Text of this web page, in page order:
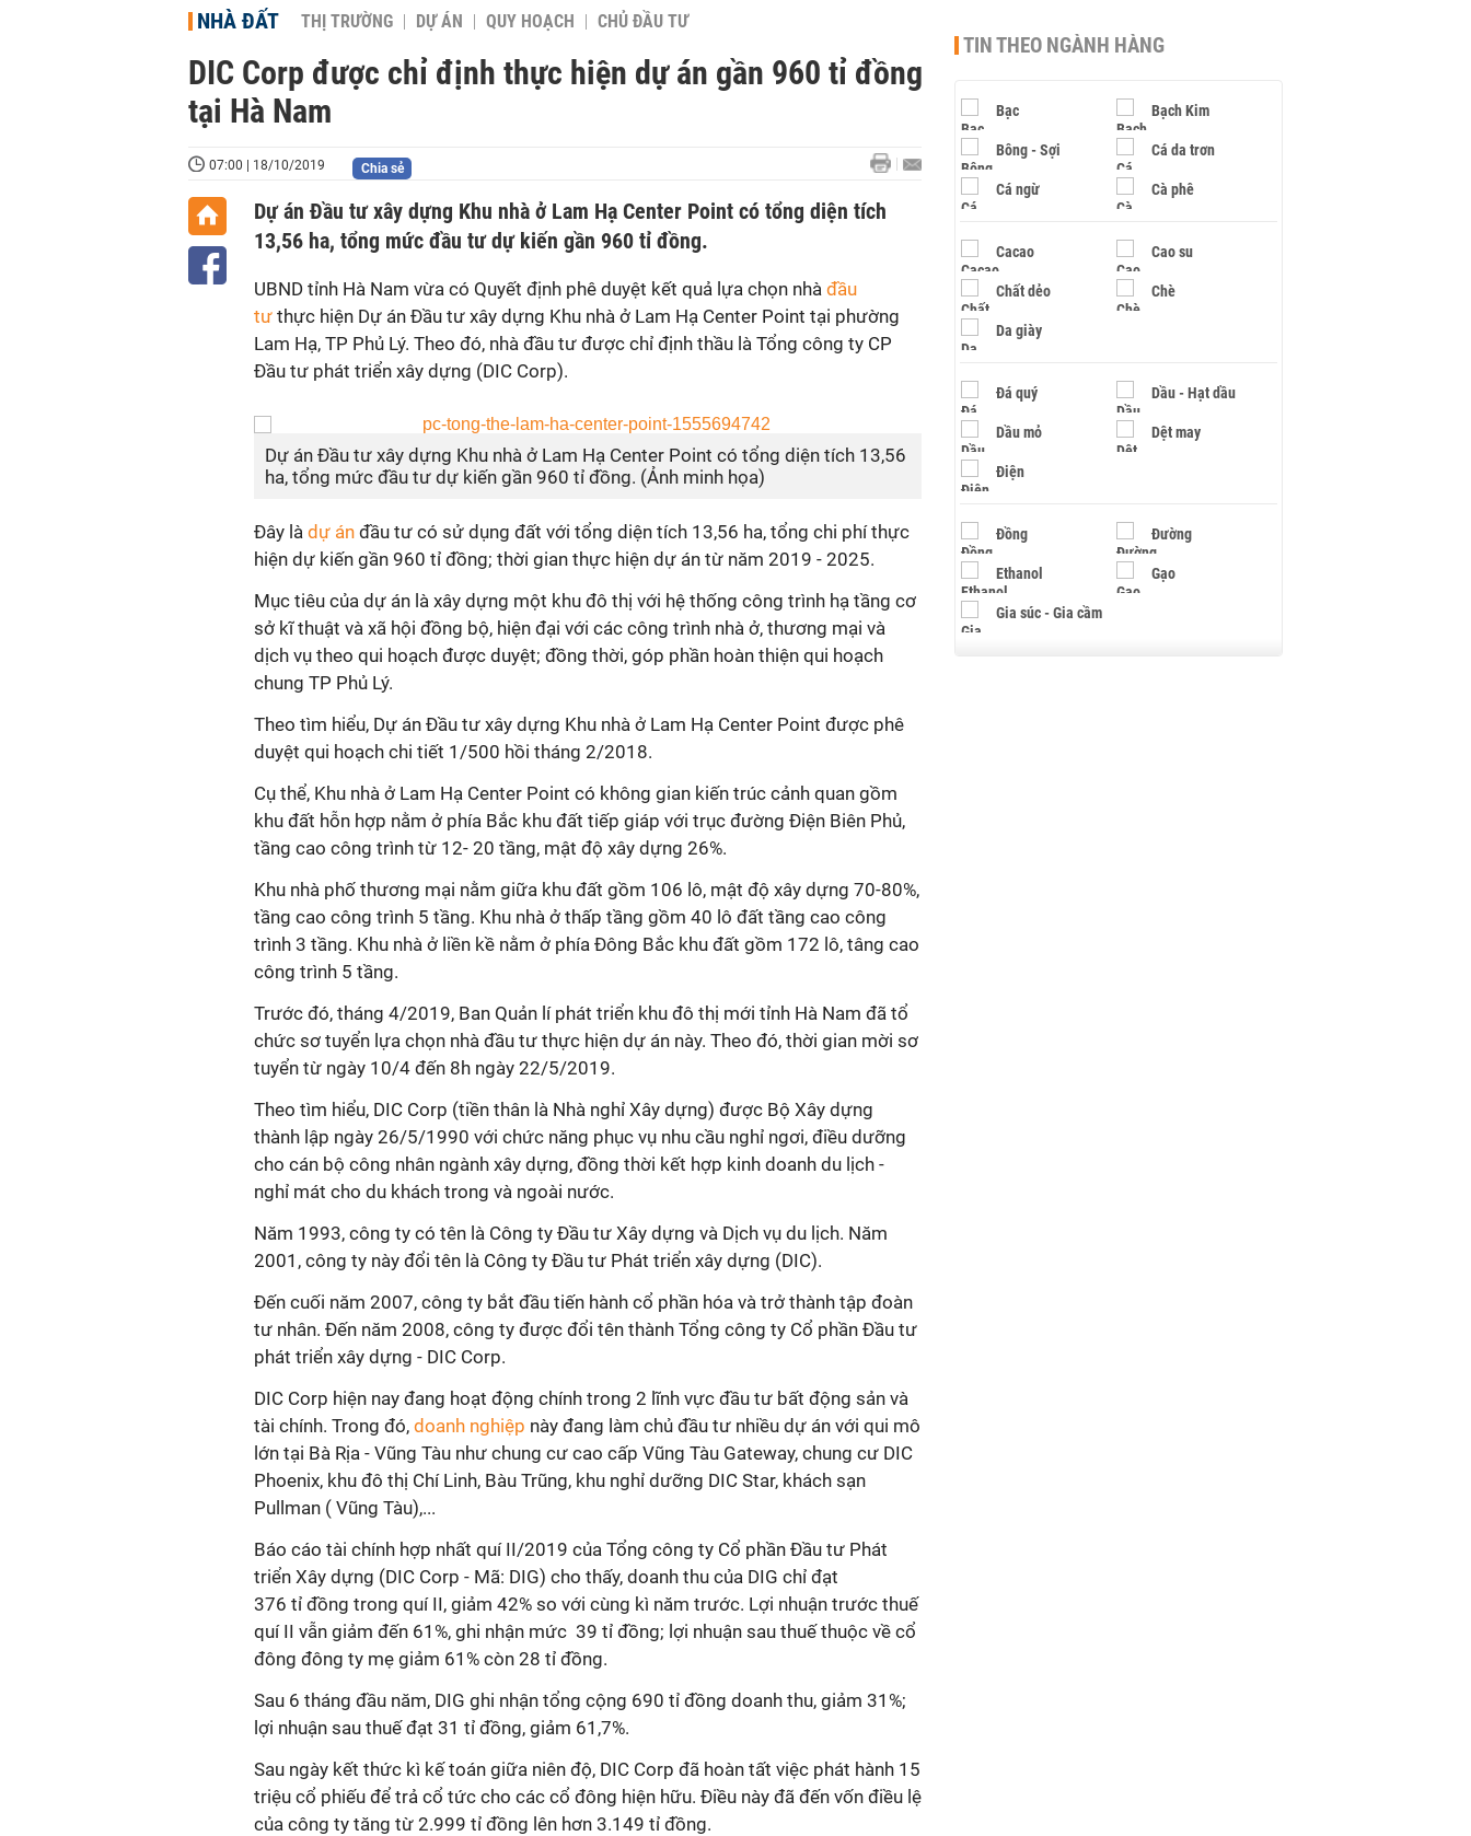
NHÀ ĐẤT THỊ TRƯỜNG DỰ ÁN QUY HOẠCH CHỦ ĐẦU TƯ
DIC Corp được chỉ định thực hiện dự án gần 960 tỉ đồng
tại Hà Nam
07:00 | 18/10/2019 Chia sẻ
Dự án Đầu tư xây dựng Khu nhà ở Lam Hạ Center Point có tổng diện tích
13,56 ha, tổng mức đầu tư dự kiến gần 960 tỉ đồng.
UBND tỉnh Hà Nam vừa có Quyết định phê duyệt kết quả lựa chọn nhà đầu
tư thực hiện Dự án Đầu tư xây dựng Khu nhà ở Lam Hạ Center Point tại phường
Lam Hạ, TP Phủ Lý. Theo đó, nhà đầu tư được chỉ định thầu là Tổng công ty CP
Đầu tư phát triển xây dựng (DIC Corp).
Dự án Đầu tư xây dựng Khu nhà ở Lam Hạ Center Point có tổng diện tích 13,56
ha, tổng mức đầu tư dự kiến gần 960 tỉ đồng. (Ảnh minh họa)
Đây là dự án đầu tư có sử dụng đất với tổng diện tích 13,56 ha, tổng chi phí thực
hiện dự kiến gần 960 tỉ đồng; thời gian thực hiện dự án từ năm 2019 - 2025.
Mục tiêu của dự án là xây dựng một khu đô thị với hệ thống công trình hạ tầng cơ
sở kĩ thuật và xã hội đồng bộ, hiện đại với các công trình nhà ở, thương mại và
dịch vụ theo qui hoạch được duyệt; đồng thời, góp phần hoàn thiện qui hoạch
chung TP Phủ Lý.
Theo tìm hiểu, Dự án Đầu tư xây dựng Khu nhà ở Lam Hạ Center Point được phê
duyệt qui hoạch chi tiết 1/500 hồi tháng 2/2018.
Cụ thể, Khu nhà ở Lam Hạ Center Point có không gian kiến trúc cảnh quan gồm
khu đất hỗn hợp nằm ở phía Bắc khu đất tiếp giáp với trục đường Điện Biên Phủ,
tầng cao công trình từ 12- 20 tầng, mật độ xây dựng 26%.
Khu nhà phố thương mại nằm giữa khu đất gồm 106 lô, mật độ xây dựng 70-80%,
tầng cao công trình 5 tầng. Khu nhà ở thấp tầng gồm 40 lô đất tầng cao công
trình 3 tầng. Khu nhà ở liền kề nằm ở phía Đông Bắc khu đất gồm 172 lô, tâng cao
công trình 5 tầng.
Trước đó, tháng 4/2019, Ban Quản lí phát triển khu đô thị mới tỉnh Hà Nam đã tổ
chức sơ tuyển lựa chọn nhà đầu tư thực hiện dự án này. Theo đó, thời gian mời sơ
tuyển từ ngày 10/4 đến 8h ngày 22/5/2019.
Theo tìm hiểu, DIC Corp (tiền thân là Nhà nghỉ Xây dựng) được Bộ Xây dựng
thành lập ngày 26/5/1990 với chức năng phục vụ nhu cầu nghỉ ngơi, điều dưỡng
cho cán bộ công nhân ngành xây dựng, đồng thời kết hợp kinh doanh du lịch -
nghỉ mát cho du khách trong và ngoài nước.
Năm 1993, công ty có tên là Công ty Đầu tư Xây dựng và Dịch vụ du lịch. Năm
2001, công ty này đổi tên là Công ty Đầu tư Phát triển xây dựng (DIC).
Đến cuối năm 2007, công ty bắt đầu tiến hành cổ phần hóa và trở thành tập đoàn
tư nhân. Đến năm 2008, công ty được đổi tên thành Tổng công ty Cổ phần Đầu tư
phát triển xây dựng - DIC Corp.
DIC Corp hiện nay đang hoạt động chính trong 2 lĩnh vực đầu tư bất động sản và
tài chính. Trong đó, doanh nghiệp này đang làm chủ đầu tư nhiều dự án với qui mô
lớn tại Bà Rịa - Vũng Tàu như chung cư cao cấp Vũng Tàu Gateway, chung cư DIC
Phoenix, khu đô thị Chí Linh, Bàu Trũng, khu nghỉ dưỡng DIC Star, khách sạn
Pullman ( Vũng Tàu),...
Báo cáo tài chính hợp nhất quí II/2019 của Tổng công ty Cổ phần Đầu tư Phát
triển Xây dựng (DIC Corp - Mã: DIG) cho thấy, doanh thu của DIG chỉ đạt
376 tỉ đồng trong quí II, giảm 42% so với cùng kì năm trước. Lợi nhuận trước thuế
quí II vẫn giảm đến 61%, ghi nhận mức 39 tỉ đồng; lợi nhuận sau thuế thuộc về cổ
đông đông ty mẹ giảm 61% còn 28 tỉ đồng.
Sau 6 tháng đầu năm, DIG ghi nhận tổng cộng 690 tỉ đồng doanh thu, giảm 31%;
lợi nhuận sau thuế đạt 31 tỉ đồng, giảm 61,7%.
Sau ngày kết thức kì kế toán giữa niên độ, DIC Corp đã hoàn tất việc phát hành 15
triệu cổ phiếu để trả cổ tức cho các cổ đông hiện hữu. Điều này đã đến vốn điều lệ
của công ty tăng từ 2.999 tỉ đồng lên hơn 3.149 tỉ đồng.
TIN THEO NGÀNH HÀNG
Bạc Bạch Kim
Bông - Sợi Cá da trơn
Cá ngừ Cà phê
Cacao Cao su
Chất dẻo Chè
Da giày
Đá quý Dầu - Hạt dầu
Dầu mỏ Dệt may
Điện
Đồng Đường
Ethanol Gạo
Gia súc - Gia cầm